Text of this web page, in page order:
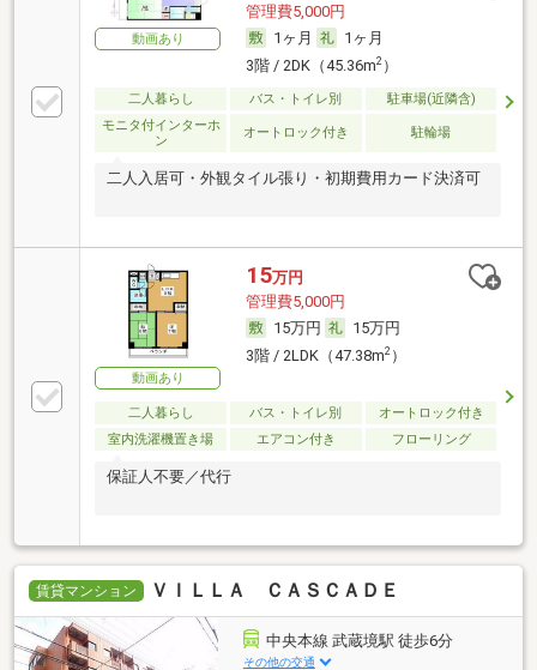
動画あり
管理費5,000円
1ヶ月
1ヶ月
3階 / 2DK（45.36m2）
二人暮らし バス・トイレ別
駐車場(近隣含)
モニタ付インターホ
ン
オートロック付き 駐輪場
二人入居可・外観タイル張り・初期費用カード決済可
動画あり
15万円
管理費5,000円
15万円
15万円
3階 / 2LDK（47.38m2）
二人暮らし バス・トイレ別
オートロック付き
室内洗濯機置き場
エアコン付き フローリング
保証人不要／代行
賃貸マンション ＶＩＬＬＡ ＣＡＳＣＡＤＥ
中央本線 武蔵境駅 徒歩6分
その他の交通